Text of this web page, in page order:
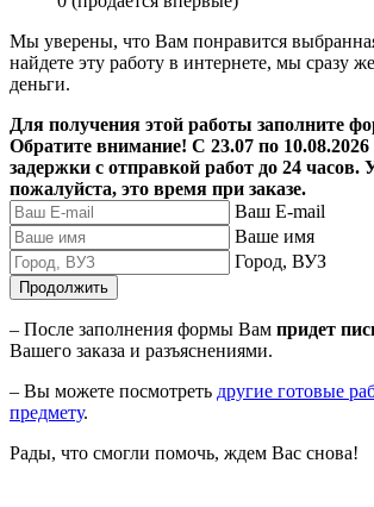
Мы уверены, что Вам понравится
найдете эту работу в интернете, мы сразу
деньги.
Для получения этой работы заполните
Обратите внимание! С 23.07 по
задержки с отправкой работ до 24 часов.
пожалуйста, это время при заказе.
Ваш E-mail
Ваше имя
Город, ВУЗ
Продолжить
– После заполнения формы Вам придет
Вашего заказа и разъяснениями.
– Вы можете посмотреть другие готовые
предмету.
Рады, что смогли помочь, ждем Вас снова!